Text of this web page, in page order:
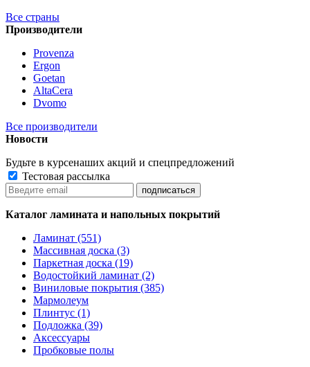
Все страны
Производители
Provenza
Ergon
Goetan
AltaСera
Dvomo
Все производители
Новости
Будьте в курсенаших акций и спецпредложений
Тестовая рассылка
Каталог ламината и напольных покрытий
Ламинат (551)
Массивная доска (3)
Паркетная доска (19)
Водостойкий ламинат (2)
Виниловые покрытия (385)
Мармолеум
Плинтус (1)
Подложка (39)
Аксессуары
Пробковые полы